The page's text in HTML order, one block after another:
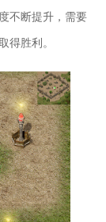
不断提升，需要
得胜利。